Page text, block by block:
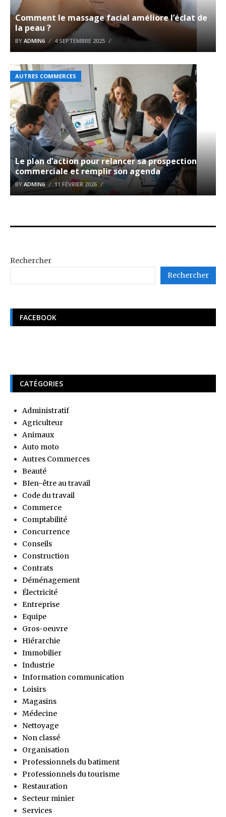
Comment le massage facial améliore l’éclat de
la peau ?
BY ADMIN6 4 SEPTEMBRE 2025
AUTRES COMMERCES
Le plan d’action pour relancer sa prospection
commerciale et remplir son agenda
BY ADMIN6 11 FÉVRIER 2026
Rechercher
Rechercher
FACEBOOK
CATÉGORIES
Administratif
Agriculteur
Animaux
Auto moto
Autres Commerces
Beauté
BIen-être au travail
Code du travail
Commerce
Comptabilité
Concurrence
Conseils
Construction
Contrats
Déménagement
Électricité
Entreprise
Equipe
Gros-oeuvre
Hiérarchie
Immobilier
Industrie
Information communication
Loisirs
Magasins
Médecine
Nettoyage
Non classé
Organisation
Professionnels du batiment
Professionnels du tourisme
Restauration
Secteur minier
Services